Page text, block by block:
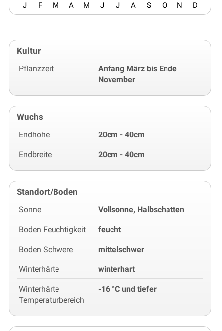
J F M A M J J A S O N D
Kultur
Pflanzzeit
Anfang März bis Ende
November
Wuchs
Endhöhe 20cm - 40cm
Endbreite 20cm - 40cm
Standort/Boden
Sonne Vollsonne, Halbschatten
Boden Feuchtigkeit feucht
Boden Schwere mittelschwer
Winterhärte winterhart
Winterhärte
Temperaturbereich
-16 °C und tiefer